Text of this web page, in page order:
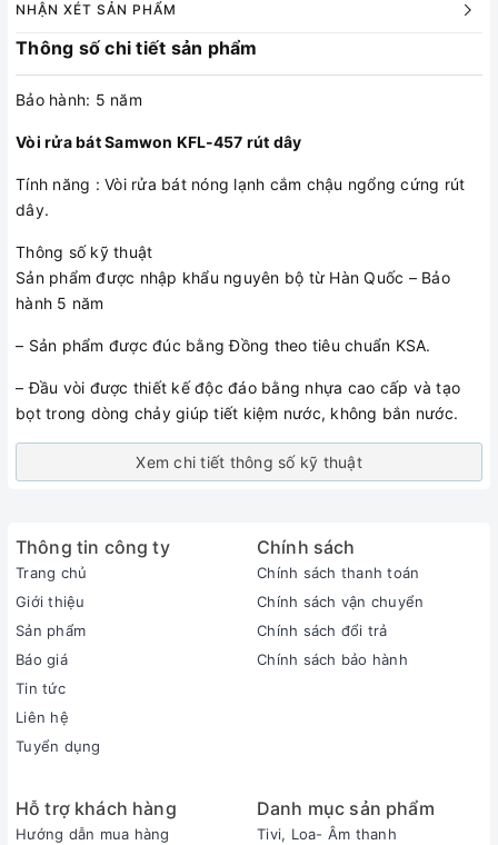
NHẬN XÉT SẢN PHẨM
Thông số chi tiết sản phẩm
Bảo hành: 5 năm
Vòi rửa bát Samwon KFL-457 rút dây
Tính năng : Vòi rửa bát nóng lạnh cắm chậu ngổng cứng rút
dây.
Thông số kỹ thuật
Sản phẩm được nhập khẩu nguyên bộ từ Hàn Quốc – Bảo
hành 5 năm
– Sản phẩm được đúc bằng Đồng theo tiêu chuẩn KSA.
– Đầu vòi được thiết kế độc đáo bằng nhựa cao cấp và tạo
bọt trong dòng chảy giúp tiết kiệm nước, không bắn nước.
Xem chi tiết thông số kỹ thuật
Thông tin công ty
Trang chủ
Giới thiệu
Sản phẩm
Báo giá
Tin tức
Liên hệ
Tuyển dụng
Chính sách
Chính sách thanh toán
Chính sách vận chuyển
Chính sách đổi trả
Chính sách bảo hành
Hỗ trợ khách hàng
Hướng dẫn mua hàng
Danh mục sản phẩm
Tivi, Loa- Âm thanh